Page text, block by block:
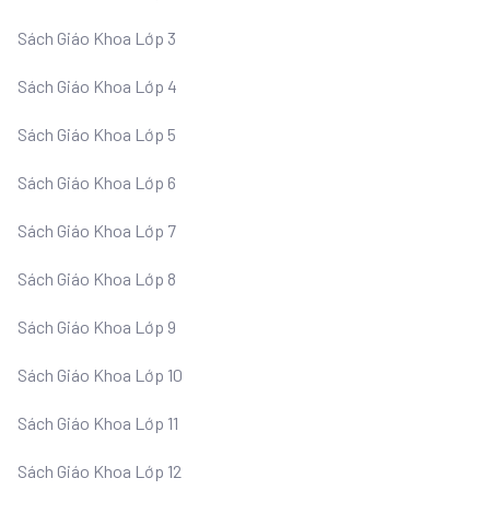
Sách Giáo Khoa Lớp 3
Sách Giáo Khoa Lớp 4
Sách Giáo Khoa Lớp 5
Sách Giáo Khoa Lớp 6
Sách Giáo Khoa Lớp 7
Sách Giáo Khoa Lớp 8
Sách Giáo Khoa Lớp 9
Sách Giáo Khoa Lớp 10
Sách Giáo Khoa Lớp 11
Sách Giáo Khoa Lớp 12